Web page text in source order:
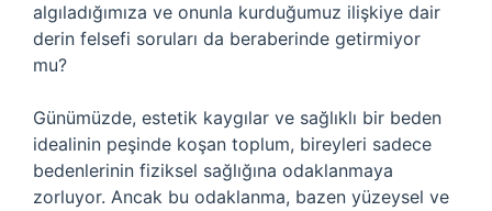
algıladığımıza ve onunla kurduğumuz ilişkiye dair
derin felsefi soruları da beraberinde getirmiyor
mu?
Günümüzde, estetik kaygılar ve sağlıklı bir beden
idealinin peşinde koşan toplum, bireyleri sadece
bedenlerinin fiziksel sağlığına odaklanmaya
zorluyor. Ancak bu odaklanma, bazen yüzeysel ve